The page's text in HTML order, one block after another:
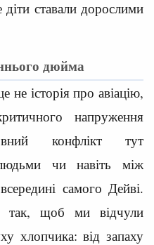
ставали дорослими
дюйма
історія про авіацію,
напруження
конфлікт тут
чи навіть між
самого Дейві.
так, щоб ми відчули
хлопчика: від запаху